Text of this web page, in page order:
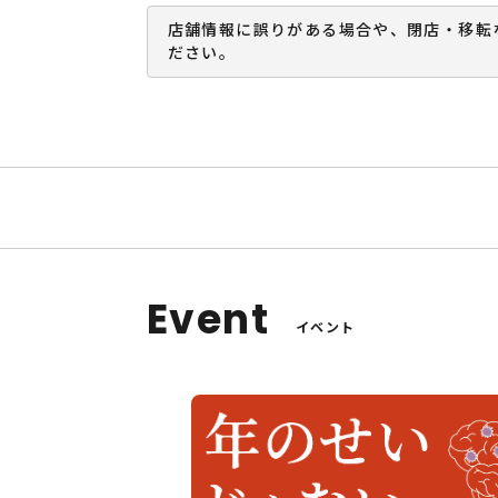
店舗情報に誤りがある場合や、閉店・移
ださい。
Event イベント